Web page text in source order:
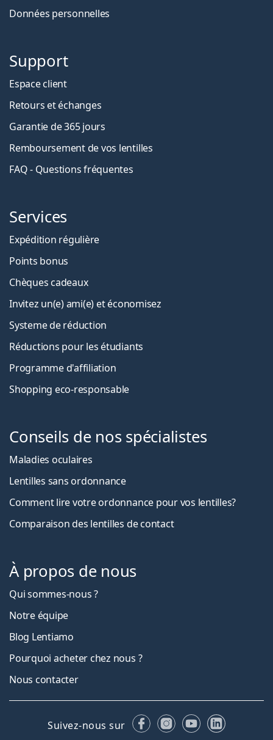
Données personnelles
Support
Espace client
Retours et échanges
Garantie de 365 jours
Remboursement de vos lentilles
FAQ - Questions fréquentes
Services
Expédition régulière
Points bonus
Chèques cadeaux
Invitez un(e) ami(e) et économisez
Systeme de réduction
Réductions pour les étudiants
Programme d'affiliation
Shopping eco-responsable
Conseils de nos spécialistes
Maladies oculaires
Lentilles sans ordonnance
Comment lire votre ordonnance pour vos lentilles?
Comparaison des lentilles de contact
À propos de nous
Qui sommes-nous ?
Notre équipe
Blog Lentiamo
Pourquoi acheter chez nous ?
Nous contacter
Suivez-nous sur FacebookInstagram
YouTubeLinkedIn